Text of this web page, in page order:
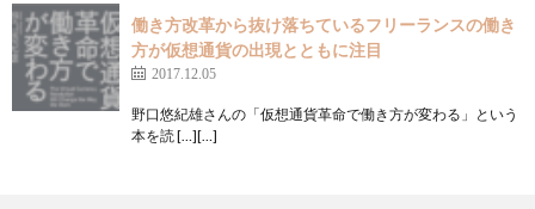
働き方改革から抜け落ちているフリーランスの働き
方が仮想通貨の出現とともに注目
2017.12.05
野口悠紀雄さんの「仮想通貨革命で働き方が変わる」という
本を読 […][…]